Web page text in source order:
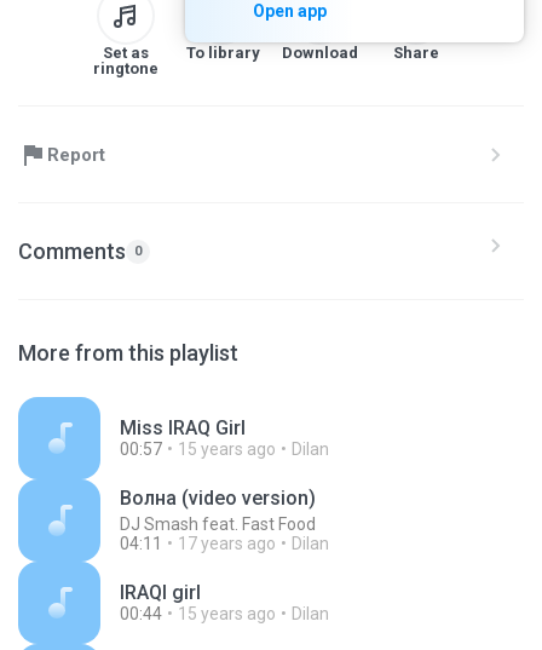
Open app
Set as
ringtone
To library Download Share
Report
Comments 0
More from this playlist
Miss IRAQ Girl
00:57 15 years ago Dilan
Волна (video version)
DJ Smash feat. Fast Food
04:11
17 years ago Dilan
IRAQI girl
00:44 15 years ago Dilan